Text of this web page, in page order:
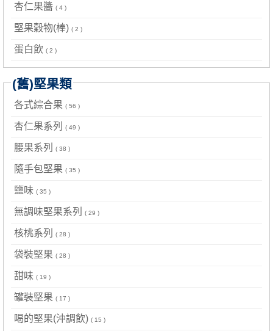
杏仁果醬 ( 4 )
堅果穀物(棒) ( 2 )
蛋白飲 ( 2 )
(舊)堅果類
各式綜合果 ( 56 )
杏仁果系列 ( 49 )
腰果系列 ( 38 )
隨手包堅果 ( 35 )
鹽味 ( 35 )
無調味堅果系列 ( 29 )
核桃系列 ( 28 )
袋裝堅果 ( 28 )
甜味 ( 19 )
罐裝堅果 ( 17 )
喝的堅果(沖調飲) ( 15 )